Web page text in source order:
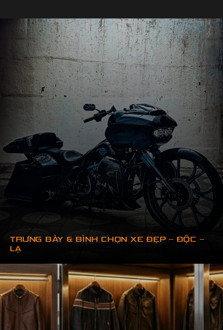
TRƯNG BÀY & BÌNH CHỌN XE ĐẸP – ĐỘC –
LẠ